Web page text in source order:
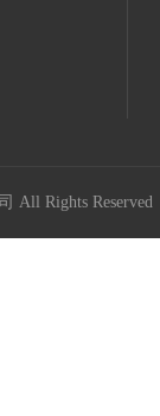
司 All Rights